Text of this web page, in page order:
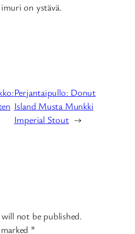
on ystävä.
Perjantaipullo: Donut
Island Musta Munkki
Imperial Stout →
not be published.
*